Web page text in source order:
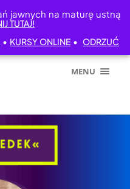
jawnych na maturę ustną
TUTAJ!
• KURSY ONLINE • ODRZUĆ
MENU